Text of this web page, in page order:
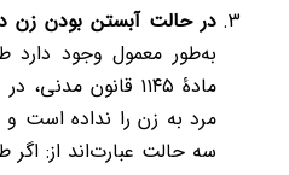
در حالت آبستن بودن زن
به‌طور معمول وجود
مادۀ ۱۱۴۵ قانون
مرد به زن را نداده است
سه حالت عبارت‌اند از: اگر